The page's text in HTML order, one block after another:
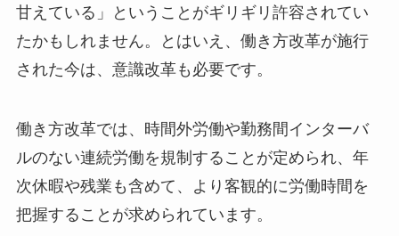
甘えている」ということがギリギリ許容されてい
たかもしれません。とはいえ、働き方改革が施行
された今は、意識改革も必要です。
働き方改革では、時間外労働や勤務間インターバ
ルのない連続労働を規制することが定められ、年
次休暇や残業も含めて、より客観的に労働時間を
把握することが求められています。